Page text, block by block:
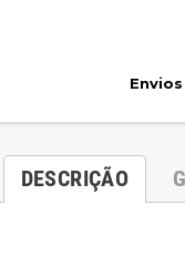
DESCRIÇÃO